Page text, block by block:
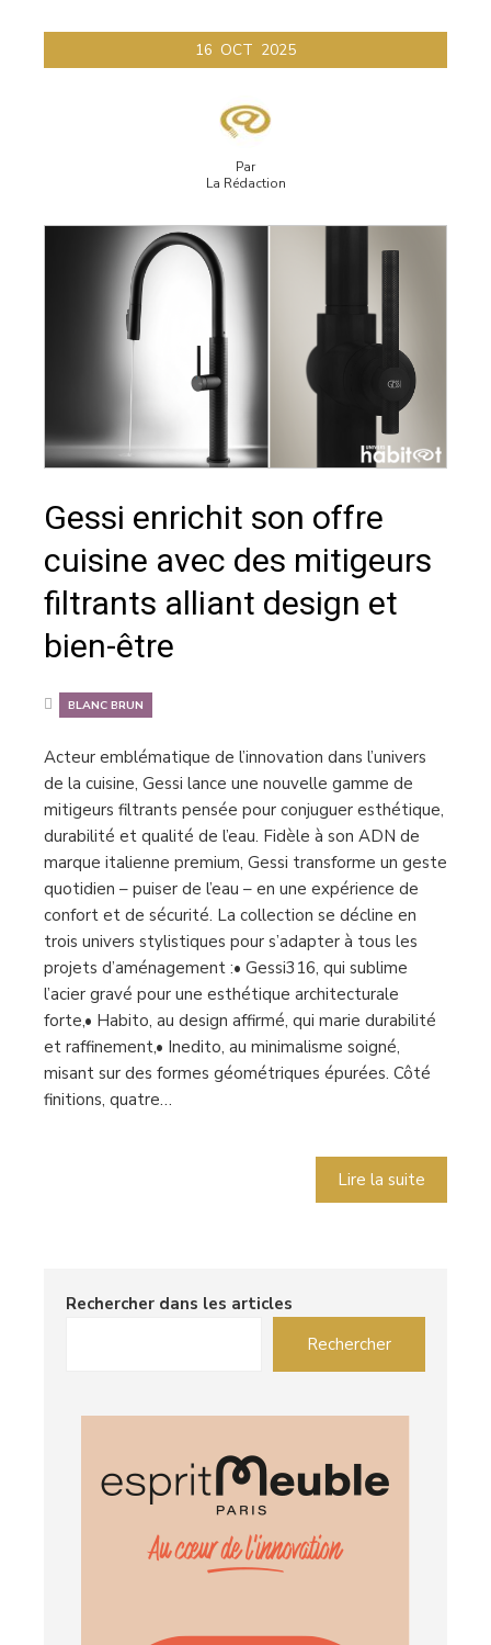
16 OCT 2025
Par
La Rédaction
Gessi enrichit son offre
cuisine avec des mitigeurs
filtrants alliant design et
bien-être
BLANC BRUN
Acteur emblématique de l’innovation dans l’univers
de la cuisine, Gessi lance une nouvelle gamme de
mitigeurs filtrants pensée pour conjuguer esthétique,
durabilité et qualité de l’eau. Fidèle à son ADN de
marque italienne premium, Gessi transforme un geste
quotidien – puiser de l’eau – en une expérience de
confort et de sécurité. La collection se décline en
trois univers stylistiques pour s’adapter à tous les
projets d’aménagement :• Gessi316, qui sublime
l’acier gravé pour une esthétique architecturale
forte,• Habito, au design affirmé, qui marie durabilité
et raffinement,• Inedito, au minimalisme soigné,
misant sur des formes géométriques épurées. Côté
finitions, quatre…
Lire la suite
Rechercher dans les articles
Rechercher